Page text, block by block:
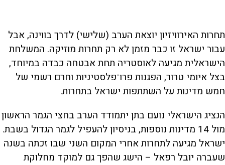
תחרות האירוויזיון יוצאת הערב (שלישי) לדרך בווינה, אבל
עבור ישראל זו כבר מזמן לא רק תחרות מוזיקה. המשלחת
הישראלית מגיעה לאוסטריה תחת אבטחה כבדה במיוחד,
בצל איומי טרור, הפגנות פרו־פלסטיניות וחרם רשמי של
חמש מדינות על השתתפות ישראל בתחרות.
הנציג הישראלי נועם בתן יתמודד הערב בחצי הגמר הראשון
מול 14 מדינות נוספות, בניסיון להעפיל לגמר הגדול בשבת.
ישראל מגיעה לתחרות אחרי המקום השני שבו זכתה בשנה
שעברה יובל רפאל – הישג שהפך גם למוקד מחלוקת